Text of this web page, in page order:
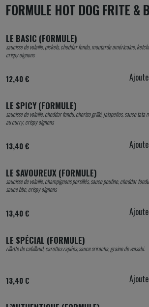
FORMULE HOT DOG FRITE &
LE BASIC (FORMULE)
saucisse de volaille, pickels, cheddar fondu, moutarde américaine,
crispy oignons
12,40 €
LE SPICY (FORMULE)
saucisse de volaille, cheddar fondu, chorizo grillé, jalapeños, sauce tata
au curry, crispy oignons
13,40 €
LE SAVOUREUX (FORMULE)
saucisse de volaille, champignons persillés, sauce poutine, cheddar
sauce bbc, crispy oignons
13,40 €
LE SPÉCIAL (FORMULE)
rillette de cabillaud, carottes rapées, sauce sriracha, graine de wasabi.
13,40 €